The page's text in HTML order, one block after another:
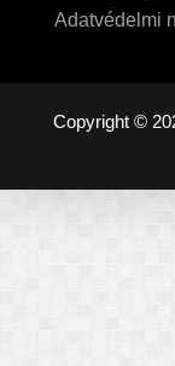
Adatvédelmi
Copyright ©